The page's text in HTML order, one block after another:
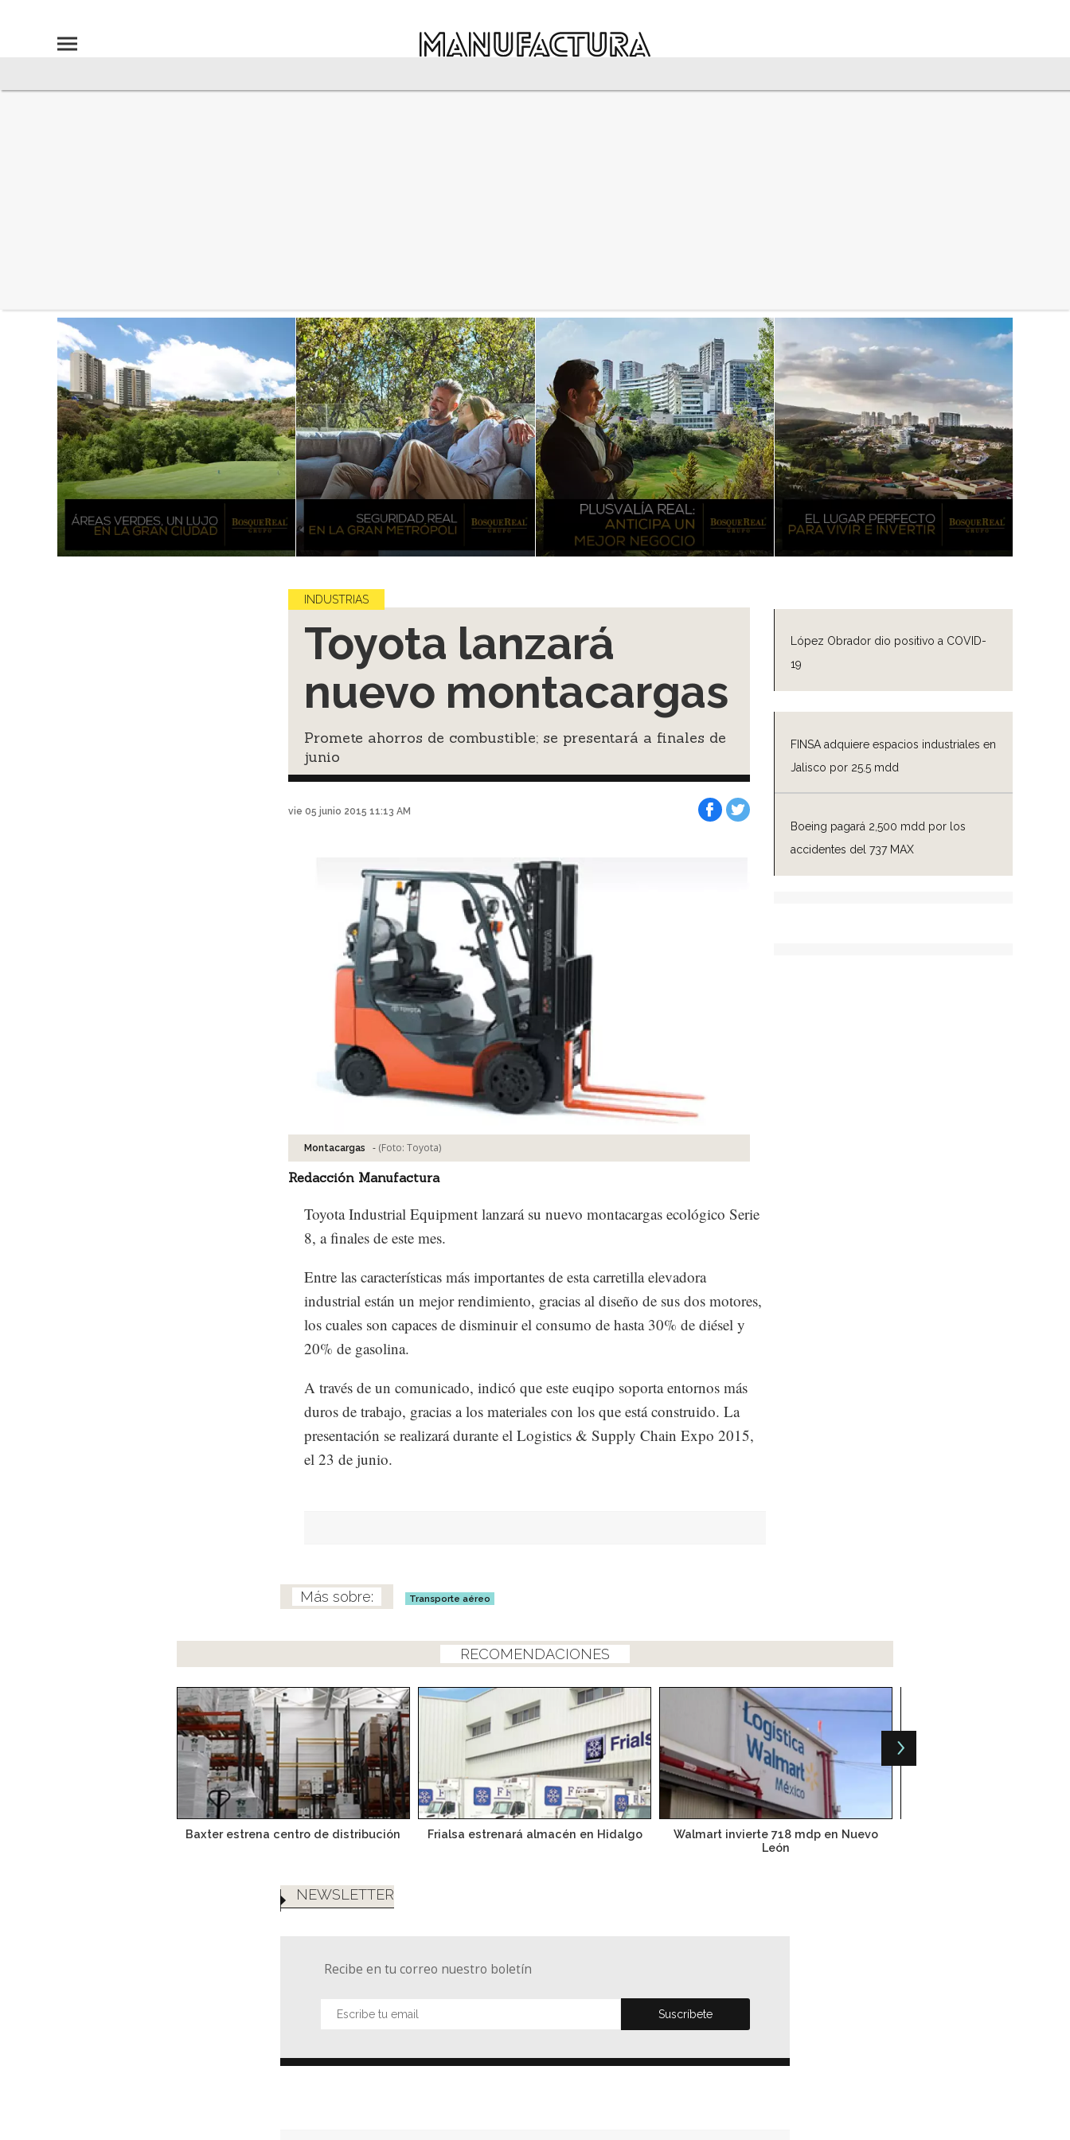
López Obrador dio positivo a COVID-
19
FINSA adquiere espacios industriales en
Jalisco por 25.5 mdd
Boeing pagará 2,500 mdd por los
accidentes del 737 MAX
INDUSTRIAS
Toyota lanzará
nuevo montacargas
Promete ahorros de combustible; se presentará a finales de
junio
vie 05 junio 2015 11:13 AM
Montacargas - (Foto: Toyota)
Redacción Manufactura
Toyota Industrial Equipment lanzará su nuevo montacargas ecológico Serie
8, a finales de este mes.
Entre las características más importantes de esta carretilla elevadora
industrial están un mejor rendimiento, gracias al diseño de sus dos motores,
los cuales son capaces de disminuir el consumo de hasta 30% de diésel y
20% de gasolina.
A través de un comunicado, indicó que este euqipo soporta entornos más
duros de trabajo, gracias a los materiales con los que está construido. La
presentación se realizará durante el Logistics & Supply Chain Expo 2015,
el 23 de junio.
Transporte aéreo
RECOMENDACIONES
Baxter estrena centro de distribución Frialsa estrenará almacén en Hidalgo
Walmart invierte 718 mdp en Nuevo
León
NEWSLETTER
Recibe en tu correo nuestro boletín